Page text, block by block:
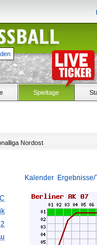
Spieltage
Nordost
Kalender